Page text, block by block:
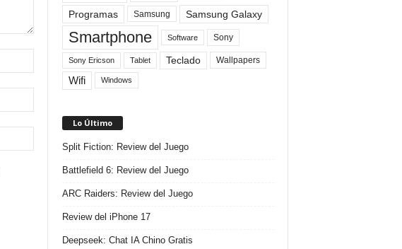
Programas Samsung Samsung Galaxy
Smartphone Software Sony
Sony Ericson Tablet Teclado Wallpapers
Wifi Windows
Lo Último
Split Fiction: Review del Juego
Battlefield 6: Review del Juego
ARC Raiders: Review del Juego
Review del iPhone 17
Deepseek: Chat IA Chino Gratis